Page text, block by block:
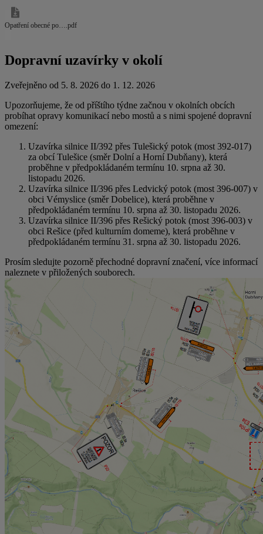
Opatření obecné po….pdf
Dopravní uzavírky v okolí
Zveřejněno od 5. 8. 2026 do 1. 12. 2026
Upozorňujeme, že od příštího týdne začnou v okolních obcích
probíhat opravy komunikací nebo mostů a s nimi spojené dopravní
omezení:
Uzavírka silnice II/392 přes Tulešický potok (most 392-017)
za obcí Tulešice (směr Dolní a Horní Dubňany), která
proběhne v předpokládaném termínu 10. srpna až 30.
listopadu 2026.
Uzavírka silnice II/396 přes Ledvický potok (most 396-007) v
obci Vémyslice (směr Dobelice), která proběhne v
předpokládaném termínu 10. srpna až 30. listopadu 2026.
Uzavírka silnice II/396 přes Rešický potok (most 396-003) v
obci Rešice (před kulturním domeme), která proběhne v
předpokládaném termínu 31. srpna až 30. listopadu 2026.
Prosím sledujte pozorně přechodné dopravní značení, více informací
naleznete v přiložených souborech.